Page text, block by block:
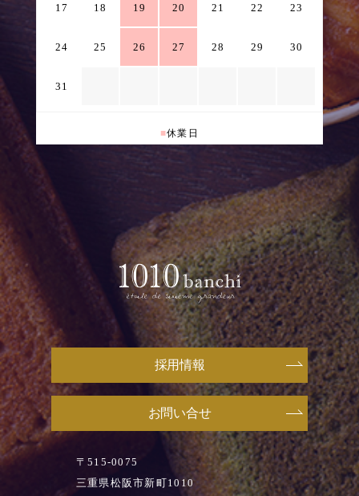
17 18 19 20 21 22 23
24 25 26 27 28 29 30
31
■休業日
〒515-0075
三重県松阪市新町1010
お問い合せ
採用情報